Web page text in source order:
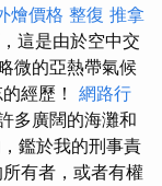
燴價格 整復 推拿
這是由於空中交
微的亞熱帶氣候
經歷！ 網路行
多廣闊的海灘和
鑑於我的刑事責
有者，或者有權